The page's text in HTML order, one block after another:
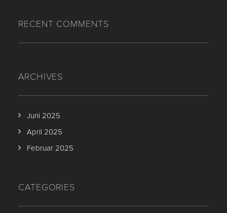
RECENT COMMENTS
ARCHIVES
Juni 2025
April 2025
Februar 2025
CATEGORIES